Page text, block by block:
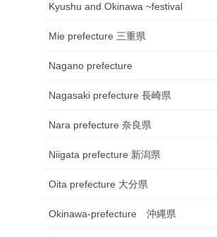
Kyushu and Okinawa ~festival
Mie prefecture 三重県
Nagano prefecture
Nagasaki prefecture 長崎県
Nara prefecture 奈良県
Niigata prefecture 新潟県
Oita prefecture 大分県
Okinawa-prefecture 沖縄県